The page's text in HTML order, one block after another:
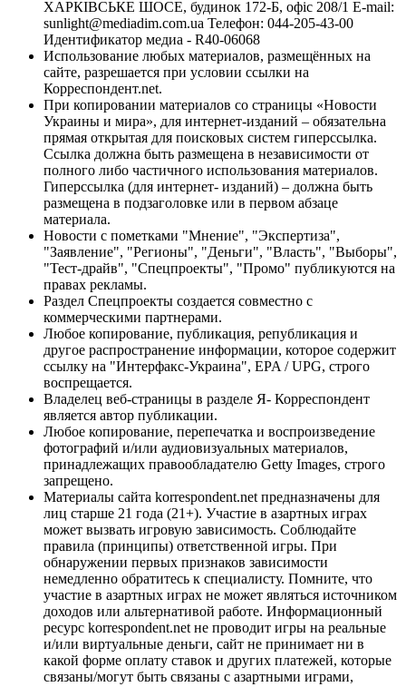
ХАРКІВСЬКЕ ШОСЕ, будинок 172-Б, офіс 208/1 E-mail:
sunlight@mediadim.com.ua Телефон: 044-205-43-00
Идентификатор медиа - R40-06068
Использование любых материалов, размещённых на
сайте, разрешается при условии ссылки на
Корреспондент.net.
При копировании материалов со страницы «Новости
Украины и мира», для интернет-изданий – обязательна
прямая открытая для поисковых систем гиперссылка.
Ссылка должна быть размещена в независимости от
полного либо частичного использования материалов.
Гиперссылка (для интернет- изданий) – должна быть
размещена в подзаголовке или в первом абзаце
материала.
Новости с пометками "Мнение", "Экспертиза",
"Заявление", "Регионы", "Деньги", "Власть", "Выборы",
"Тест-драйв", "Спецпроекты", "Промо" публикуются на
правах рекламы.
Раздел Спецпроекты создается совместно с
коммерческими партнерами.
Любое копирование, публикация, републикация и
другое распространение информации, которое содержит
ссылку на "Интерфакс-Украина", EPA / UPG, строго
воспрещается.
Владелец веб-страницы в разделе Я- Корреспондент
является автор публикации.
Любое копирование, перепечатка и воспроизведение
фотографий и/или аудиовизуальных материалов,
принадлежащих правообладателю Getty Images, строго
запрещено.
Материалы сайта korrespondent.net предназначены для
лиц старше 21 года (21+). Участие в азартных играх
может вызвать игровую зависимость. Соблюдайте
правила (принципы) ответственной игры. При
обнаружении первых признаков зависимости
немедленно обратитесь к специалисту. Помните, что
участие в азартных играх не может являться источником
доходов или альтернативой работе. Информационный
ресурс korrespondent.net не проводит игры на реальные
и/или виртуальные деньги, сайт не принимает ни в
какой форме оплату ставок и других платежей, которые
связаны/могут быть связаны с азартными играми,